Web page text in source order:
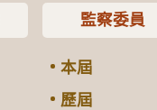
監察委員
本屆
歷屆